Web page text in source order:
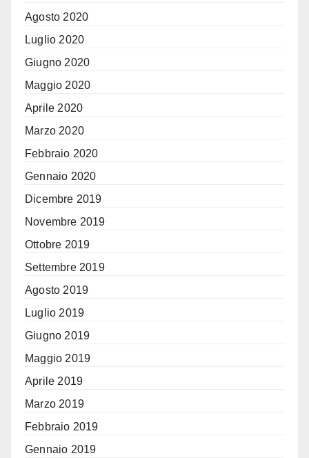
Agosto 2020
Luglio 2020
Giugno 2020
Maggio 2020
Aprile 2020
Marzo 2020
Febbraio 2020
Gennaio 2020
Dicembre 2019
Novembre 2019
Ottobre 2019
Settembre 2019
Agosto 2019
Luglio 2019
Giugno 2019
Maggio 2019
Aprile 2019
Marzo 2019
Febbraio 2019
Gennaio 2019